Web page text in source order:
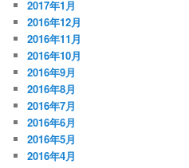
2017年1月
2016年12月
2016年11月
2016年10月
2016年9月
2016年8月
2016年7月
2016年6月
2016年5月
2016年4月